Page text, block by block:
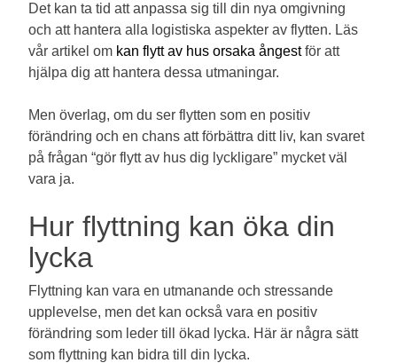
Det kan ta tid att anpassa sig till din nya omgivning
och att hantera alla logistiska aspekter av flytten. Läs
vår artikel om kan flytt av hus orsaka ångestför att
hjälpa dig att hantera dessa utmaningar.
Men överlag, om du ser flytten som en positiv
förändring och en chans att förbättra ditt liv, kan svaret
på frågan “gör flytt av hus dig lyckligare” mycket väl
vara ja.
Hur flyttning kan öka din
lycka
Flyttning kan vara en utmanande och stressande
upplevelse, men det kan också vara en positiv
förändring som leder till ökad lycka. Här är några sätt
som flyttning kan bidra till din lycka.